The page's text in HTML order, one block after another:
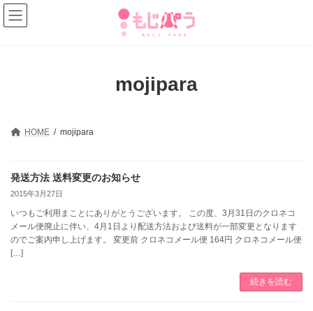
コ
ン
テ
ナ
ビ
ゲ
mojipara
HOME mojipara
発送方法 送料変更のお知らせ
2015年3月27日
いつもご利用まことにありがとうございます。 この度、3月31日のクロネコ
メール便廃止に伴い、4月1日より配送方法および送料が一部変更となります
のでご案内申し上げます。 変更前 クロネコメール便 164円 クロネコメール便
[…]
続きを読む